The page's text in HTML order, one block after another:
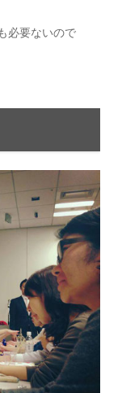
必要ないので